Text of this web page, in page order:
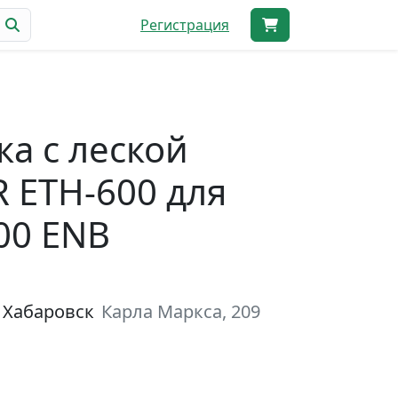
Регистрация
с леской
ETH-600 для
ENB
Карла Маркса, 209